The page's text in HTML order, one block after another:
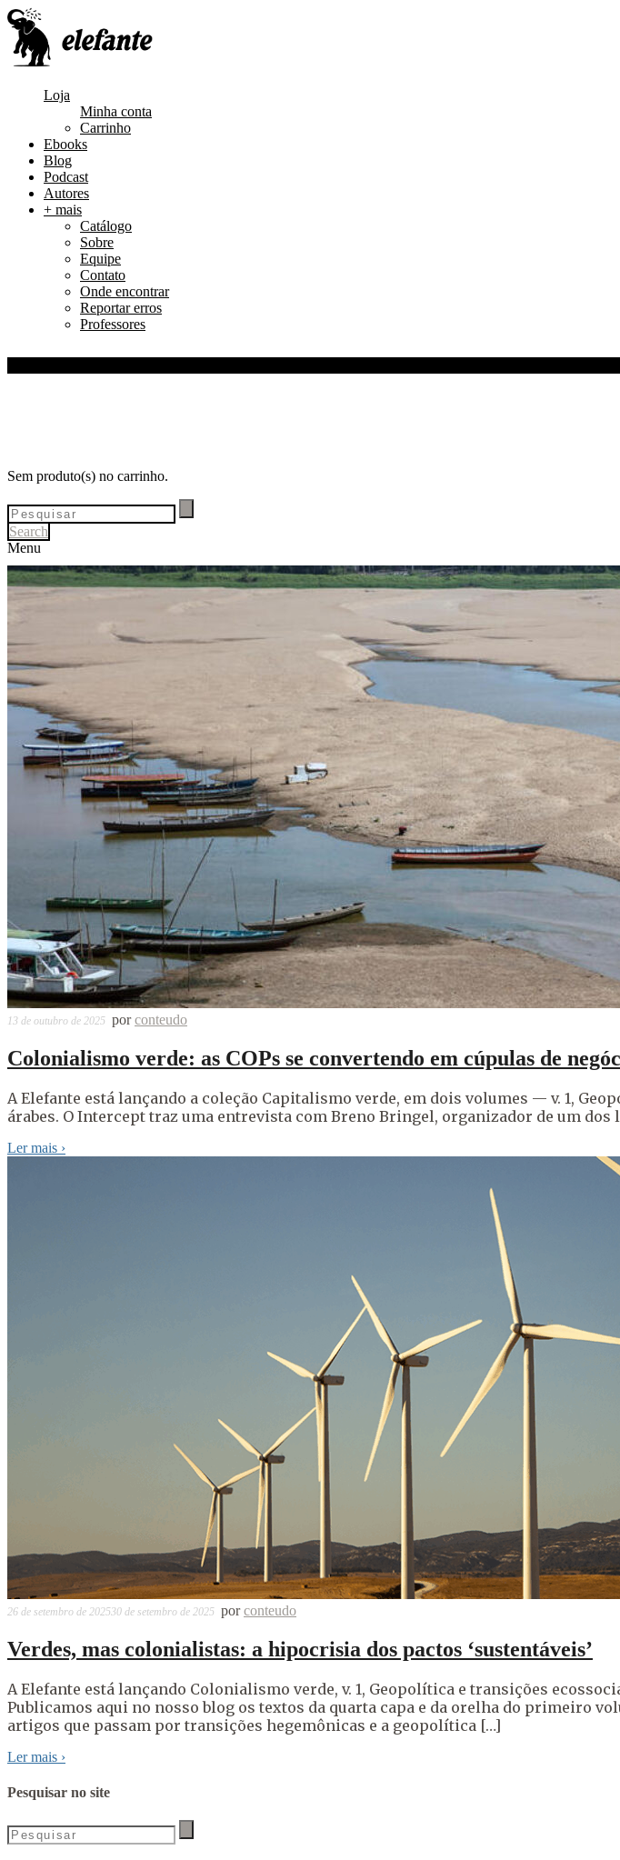
Loja
Minha conta
Carrinho
Ebooks
Blog
Podcast
Autores
+ mais
Catálogo
Sobre
Equipe
Contato
Onde encontrar
Reportar erros
Professores
Sem produto(s) no carrinho.
Search
Menu
13 de outubro de 2025 porconteudo
Colonialismo verde: as COPs se convertendo em cúpulas de
A Elefante está lançando a coleção Capitalismo verde, em dois volumes — v. 1,
árabes. O Intercept traz uma entrevista com Breno Bringel, organizador de um
Ler mais ›
26 de setembro de 202530 de setembro de 2025 porconteudo
Verdes, mas colonialistas: a hipocrisia dos pactos ‘sustentáveis’
A Elefante está lançando Colonialismo verde, v. 1, Geopolítica e transições
Publicamos aqui no nosso blog os textos da quarta capa e da orelha do primeiro
artigos que passam por transições hegemônicas e a geopolítica […]
Ler mais ›
Pesquisar no site